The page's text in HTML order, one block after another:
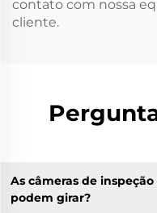
contato com nossa
cliente.
As câmeras de
podem girar?